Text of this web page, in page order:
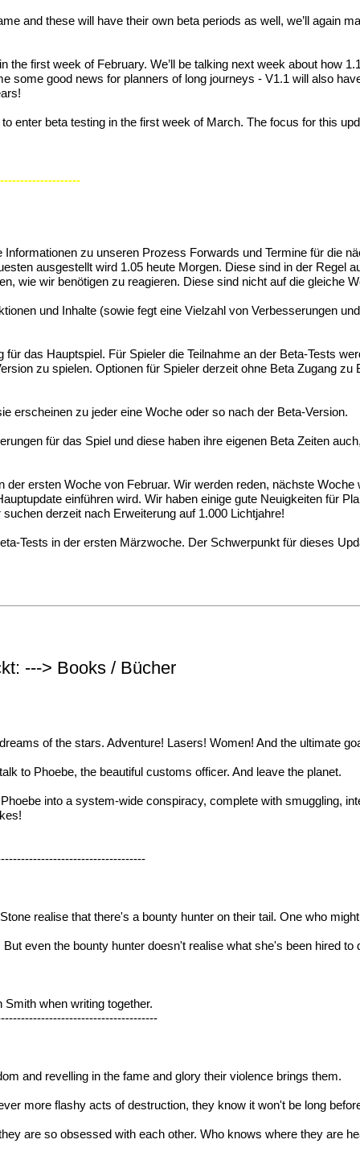
and these will have their own beta periods as well, we’ll again
the first week of February. We’ll be talking next week about how
some good news for planners of long journeys - V1.1 will also
enter beta testing in the first week of March. The focus for this
zu unseren Prozess Forwards und Termine für die
ausgestellt wird 1.05 heute Morgen. Diese sind in der Regel
wie wir benötigen zu reagieren. Diese sind nicht auf die gleiche
und Inhalte (sowie fegt eine Vielzahl von Verbesserungen
das Hauptspiel. Für Spieler die Teilnahme an der Beta-Tests
zu spielen. Optionen für Spieler derzeit ohne Beta Zugang
erscheinen zu jeder eine Woche oder so nach der Beta-Version.
für das Spiel und diese haben ihre eigenen Beta Zeiten
ersten Woche von Februar. Wir werden reden, nächste
einführen wird. Wir haben einige gute Neuigkeiten für
derzeit nach Erweiterung auf 1.000 Lichtjahre!
Tests in der ersten Märzwoche. Der Schwerpunkt für dieses
---> Books / Bücher
of the stars. Adventure! Lasers! Women! And the ultimate
to Phoebe, the beautiful customs officer. And leave the planet.
into a system-wide conspiracy, complete with smuggling,
realise that there's a bounty hunter on their tail. One who
even the bounty hunter doesn't realise what she's been hired
when writing together.
and revelling in the fame and glory their violence brings them.
more flashy acts of destruction, they know it won't be long
are so obsessed with each other. Who knows where they are